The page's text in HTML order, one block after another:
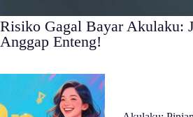
Risiko Gagal Bayar Akulaku:
Anggap Enteng!